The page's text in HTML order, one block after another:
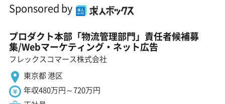
Sponsored by
プロダクト本部「物流管理部門」責任者候補募
集/Webマーケティング・ネット広告
フレックスコマース株式会社
東京都 港区
年収480万円～720万円